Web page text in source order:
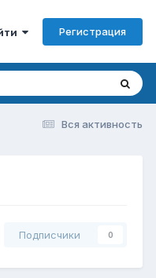
Регистрация
Вся активность
Подписчики 0